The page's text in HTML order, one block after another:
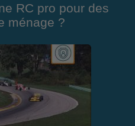
RC pro pour des
ménage ?